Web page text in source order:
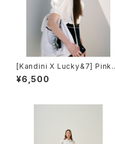
[Kandini X Lucky&7] Pink,
Ballcap
¥6,500